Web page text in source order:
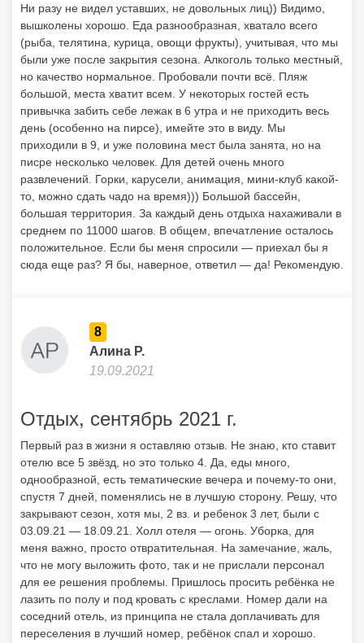
Ни разу не видел уставших, не довольных лиц)) Видимо,
вышколены хорошо. Еда разнообразная, хватало всего
(рыба, телятина, курица, овощи фрукты), учитывая, что мы
были уже после закрытия сезона. Алкоголь только местный,
но качество нормальное. Пробовали почти всё. Пляж
большой, места хватит всем. У некоторых гостей есть
привычка забить себе лежак в 6 утра и не приходить весь
день (особенно на пирсе), имейте это в виду. Мы
приходили в 9, и уже половина мест была занята, но на
писре несколько человек. Для детей очень много
развлечений. Горки, карусели, анимация, мини-клуб какой-
то, можно сдать чадо на время))) Большой бассейн,
большая территория. За каждый день отдыха нахаживали в
среднем по 11000 шагов. В общем, впечатление осталось
положительное. Если бы меня спросили — приехал бы я
сюда еще раз? Я бы, наверное, ответил — да! Рекомендую.
8
Алина Р.
19.09.2021
Отдых, сентябрь 2021 г.
Первый раз в жизни я оставляю отзыв. Не знаю, кто ставит
отелю все 5 звёзд, но это только 4. Да, еды много,
однообразной, есть тематические вечера и почему-то они,
спустя 7 дней, поменялись не в лучшую сторону. Решу, что
закрывают сезон, хотя мы, 2 вз. и ребенок 3 лет, были с
03.09.21 — 18.09.21. Холл отеля — огонь. Уборка, для
меня важно, просто отвратительная. На замечание, жаль,
что не могу выложить фото, так и не прислали персонал
для ее решения проблемы. Пришлось просить ребёнка не
лазить по полу и под кровать с креслами. Номер дали на
соседний отель, из принципа не стала доплачивать для
переселения в лучший номер, ребёнок спал и хорошо.